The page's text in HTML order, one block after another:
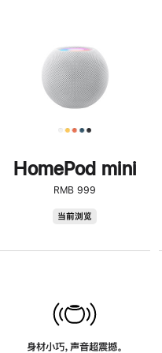
HomePod mini
RMB 999
当前浏览
身材小巧，声音超震撼。